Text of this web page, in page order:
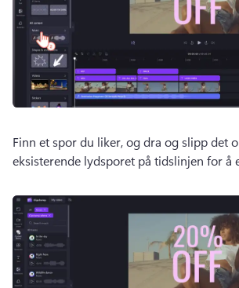
Finn et spor du liker, og dra og slipp det
eksisterende lydsporet på tidslinjen for å